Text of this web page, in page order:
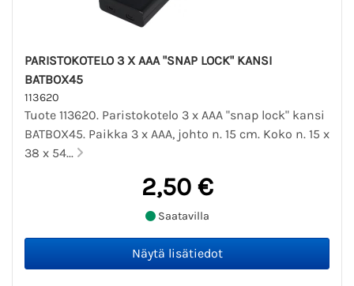
PARISTOKOTELO 3 X AAA "SNAP LOCK" KANSI
BATBOX45
113620
Tuote 113620. Paristokotelo 3 x AAA "snap lock" kansi
BATBOX45. Paikka 3 x AAA, johto n. 15 cm. Koko n. 15 x
38 x 54...
2,50 €
Saatavilla